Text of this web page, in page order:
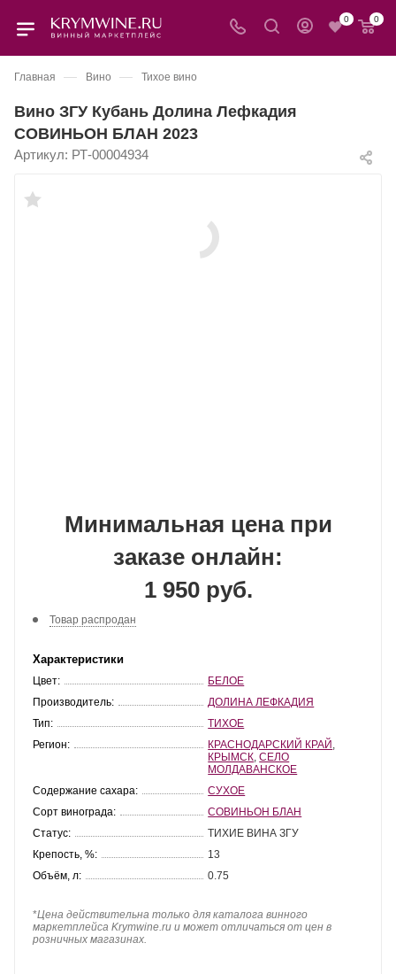
0 0
Главная — Вино — Тихое вино
Вино ЗГУ Кубань Долина Лефкадия
СОВИНЬОН БЛАН 2023
Артикул: РТ-00004934
Минимальная цена при
заказе онлайн:
1 950 руб.
Товар распродан
Характеристики
Цвет:
БЕЛОЕ
Производитель:
ДОЛИНА ЛЕФКАДИЯ
Тип:
ТИХОЕ
Регион:
КРАСНОДАРСКИЙ КРАЙ
КРЫМСК ,СЕЛО
МОЛДАВАНСКОЕ
Содержание сахара:
СУХОЕ
Сорт винограда:
СОВИНЬОН БЛАН
Статус:
ТИХИЕ ВИНА ЗГУ
Крепость, %:
13
Объём, л:
0.75
*Цена действительна только для каталога винного
маркетплейса Krymwine.ru и может отличаться от цен в
розничных магазинах.